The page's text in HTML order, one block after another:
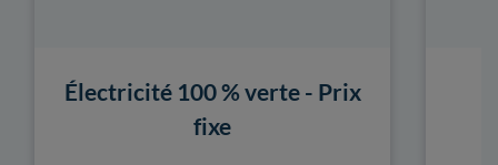
Électricité 100 % verte - Prix
fixe